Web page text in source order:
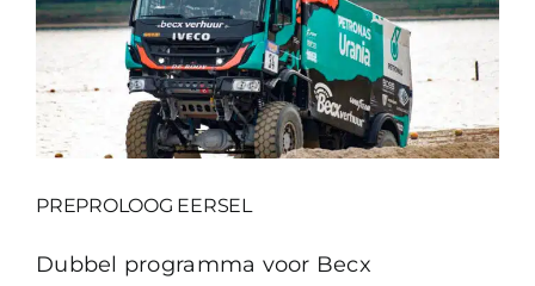
PREPROLOOG EERSEL
Dubbel programma voor Becx